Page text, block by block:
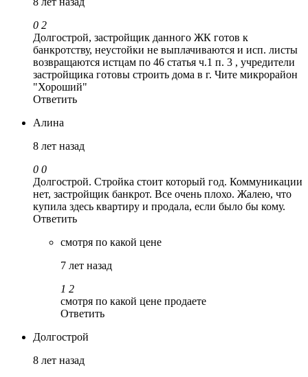
0 2
Долгострой, застройщик данного ЖК готов к
банкротству, неустойки не выплачиваются и исп. листы
возвращаются истцам по 46 статья ч.1 п. 3 , учредители
застройщика готовы строить дома в г. Чите микрорайон
"Хороший"
Ответить
Алина
8 лет назад
0 0
Долгострой. Стройка стоит который год. Коммуникации
нет, застройщик банкрот. Все очень плохо. Жалею, что
купила здесь квартиру и продала, если было бы кому.
Ответить
смотря по какой цене
7 лет назад
1 2
смотря по какой цене продаете
Ответить
Долгострой
8 лет назад